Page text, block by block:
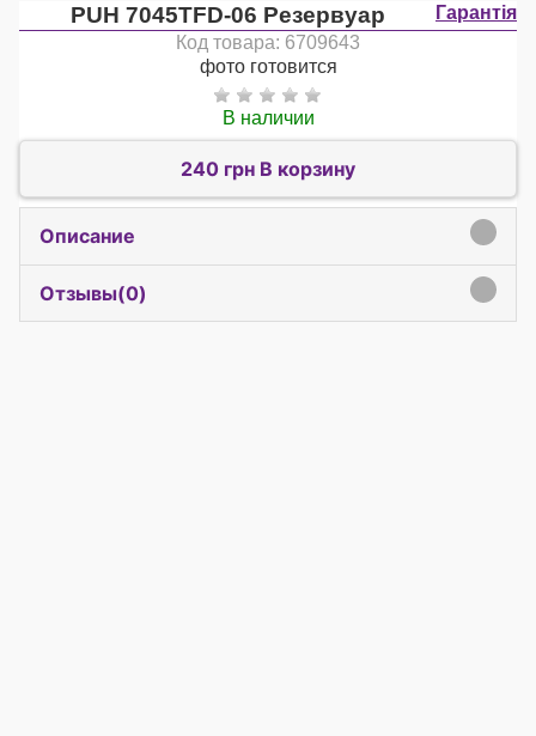
Гарантія
PUH 7045TFD-06 Резервуар
Код товара: 6709643
фото готовится
В наличии
240 грн В корзину
Описание
Отзывы(0)